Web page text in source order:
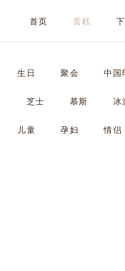
首页 蛋糕
生日 聚会 中国
芝士 慕斯 冰
儿童 孕妇 情侣